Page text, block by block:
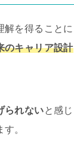
解を得ることに
のキャリア設計
られないと感じ
。